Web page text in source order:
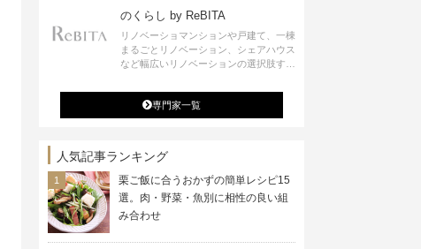
のくらし by ReBITA
リノベーショマンションや戸建て、一棟
まるごとリノベーション、シェアハウス
など幅広いリノベーションの選択肢すべ
ジ・シェアスペースなど、「住む」だけ
ではなく「働く」「遊ぶ」「学ぶ」「旅
する」といった領域でも、暮らしや生き
専門家一覧
人気記事ランキング
栗ご飯に合うおかずの簡単レシピ15
選。肉・野菜・魚別に相性の良い組
み合わせ